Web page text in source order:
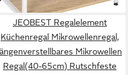
JEOBEST Regalelement
Küchenregal Mikrowellenregal,
längenverstellbares Mikrowellen
Regal(40-65cm) Rutschfeste